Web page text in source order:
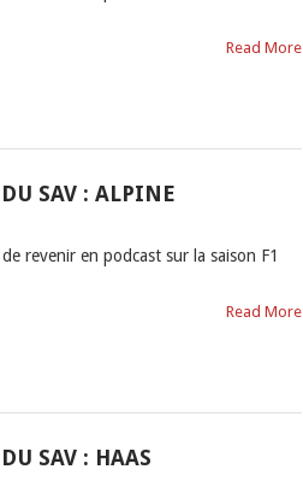
Read More
SAV : ALPINE
revenir en podcast sur la saison F1
Read More
SAV : HAAS